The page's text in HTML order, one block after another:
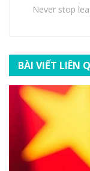
Never stop
BÀI VIẾT LIÊN